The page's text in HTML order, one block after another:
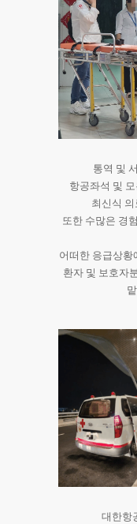
통역 및
항공좌석 및
최신식
또한 수많은 경
어떠한 응급상황
환자 및 보호자
대한항